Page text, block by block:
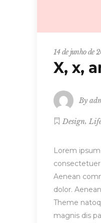
14 de junho de
X, x,
By
Design,
Lorem
Aenean
dolor.
Theme
magnis dis